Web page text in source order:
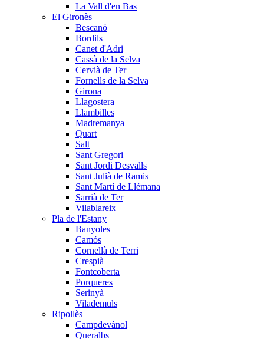
La Vall d'en Bas
El Gironès
Bescanó
Bordils
Canet d'Adri
Cassà de la Selva
Cervià de Ter
Fornells de la Selva
Girona
Llagostera
Llambilles
Madremanya
Quart
Salt
Sant Gregori
Sant Jordi Desvalls
Sant Julià de Ramis
Sant Martí de Llémana
Sarrià de Ter
Vilablareix
Pla de l'Estany
Banyoles
Camós
Cornellà de Terri
Crespià
Fontcoberta
Porqueres
Serinyà
Vilademuls
Ripollès
Campdevànol
Queralbs